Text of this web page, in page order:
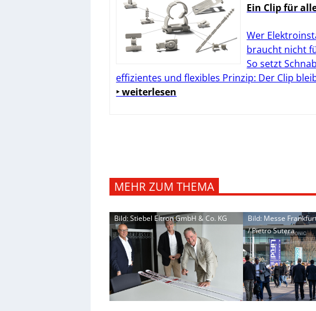
Ein Clip für
Wer
braucht nicht
So setzt
effizientes und flexibles Prinzip: Der Clip
‣ weiterlesen
MEHR ZUM THEMA
Bild: Stiebel Eltron GmbH & Co. KG
Bild: Messe
/ Pietro Sutera